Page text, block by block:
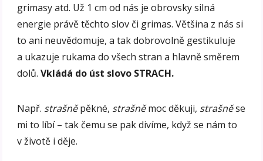
grimasy atd. Už 1 cm od nás je obrovsky silná
energie právě těchto slov či grimas. Většina z nás si
to ani neuvědomuje, a tak dobrovolně gestikuluje
a ukazuje rukama do všech stran a hlavně směrem
dolů.Vkládá do úst slovo STRACH.
Např. strašněpěkné, strašněmoc děkuji, strašněse
mi to líbí – tak čemu se pak divíme, když se nám to
v životě i děje.